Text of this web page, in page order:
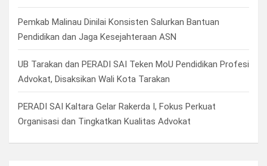
Pemkab Malinau Dinilai Konsisten Salurkan Bantuan
Pendidikan dan Jaga Kesejahteraan ASN
UB Tarakan dan PERADI SAI Teken MoU Pendidikan Profesi
Advokat, Disaksikan Wali Kota Tarakan
PERADI SAI Kaltara Gelar Rakerda I, Fokus Perkuat
Organisasi dan Tingkatkan Kualitas Advokat